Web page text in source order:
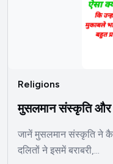
Religions
मुसलमान संस्कृति और
जानें मुसलमान संस्कृति ने
दलितों ने इसमें बराबरी,...